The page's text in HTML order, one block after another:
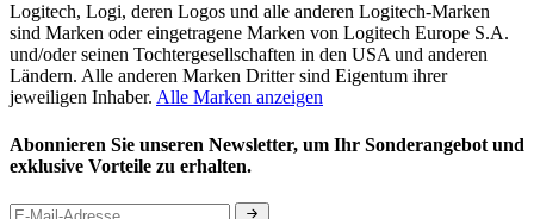
Logitech, Logi, deren Logos und alle anderen Logitech-Marken
sind Marken oder eingetragene Marken von Logitech Europe S.A.
und/oder seinen Tochtergesellschaften in den USA und anderen
Ländern. Alle anderen Marken Dritter sind Eigentum ihrer
jeweiligen Inhaber. Alle Marken anzeigen
Abonnieren Sie unseren Newsletter, um Ihr Sonderangebot und
exklusive Vorteile zu erhalten.